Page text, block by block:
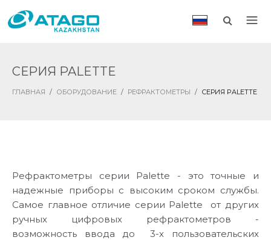
СЕРИЯ PALETTE
ГЛАВНАЯ / ОБОРУДОВАНИЕ / РЕФРАКТОМЕТРЫ / СЕРИЯ PALETTE
Рефрактометры серии Palette - это точные и
надежные приборы с высоким сроком службы.
Самое главное отличие серии Palette от других
ручных цифровых рефрактометров -
возможность ввода до 3-х пользовательских